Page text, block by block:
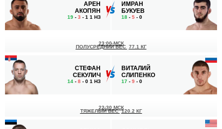
АРЕН
АКОПЯН
19 - 3 - 1 1 НЗ
ИМРАН
БУКУЕВ
18 - 5 - 0
СТЕФАН
СЕКУЛИЧ
14 - 8 - 0 1 НЗ
23:00 МСК
ПОЛУСРЕДНИЙ ВЕС 77.1 КГ
ВИТАЛИЙ
СЛИПЕНКО
17 - 9 - 0
22:30 МСК
ТЯЖЕЛЫЙ ВЕС 120.2 КГ